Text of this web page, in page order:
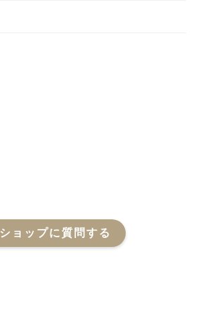
ショップに質問する